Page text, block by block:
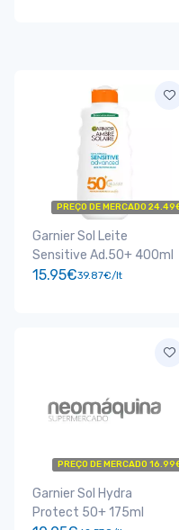
PREÇO DE MERCADO
Garnier Sol Leite
Sensitive Ad.50+ 400ml
15.95€39.87€/lt
PREÇO DE MERCADO
Garnier Sol Hydra
Protect 50+ 175ml